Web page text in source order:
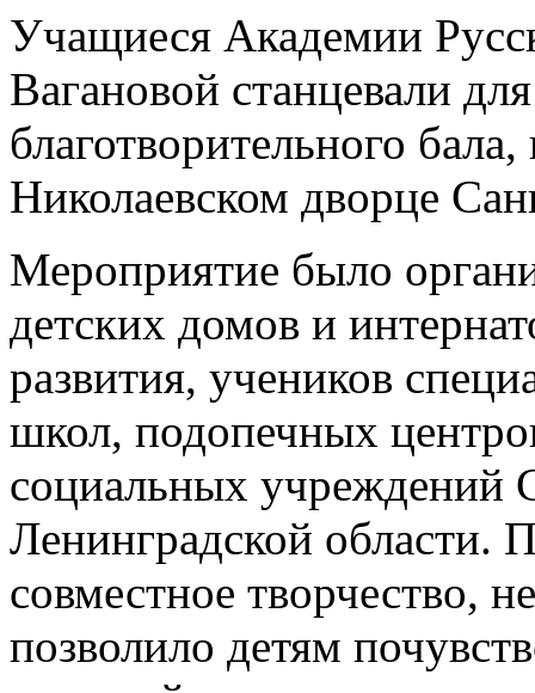
Учащиеся Академии
Вагановой станцевали
благотворительного
Николаевском дворце
Мероприятие было
детских домов и
развития, учеников
школ, подопечных
социальных учреждений
Ленинградской области.
совместное творчество,
позволило детям